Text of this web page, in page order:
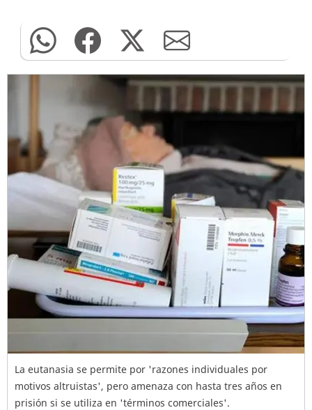
La eutanasia se permite por 'razones individuales por
motivos altruistas', pero amenaza con hasta tres años en
prisión si se utiliza en 'términos comerciales'.